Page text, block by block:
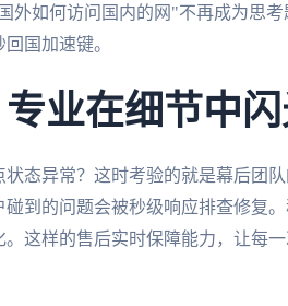
外如何访问国内的网"不再成为思
国加速键。
业在细节中
态异常？这时考验的就是幕后团
到的问题会被秒级响应排查修复。
这样的售后实时保障能力，让每